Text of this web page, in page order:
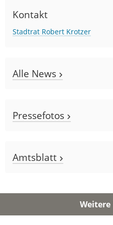
Kontakt
Stadtrat Robert Krotzer
Alle News
Pressefotos
Amtsblatt
Weitere